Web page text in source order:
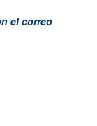
el correo